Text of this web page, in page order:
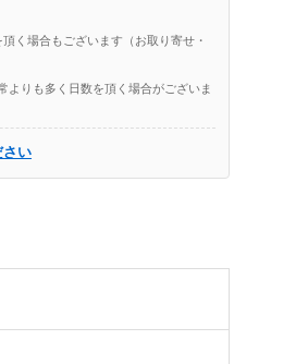
く場合もございます（お取り寄せ・
りも多く日数を頂く場合がございま
さい